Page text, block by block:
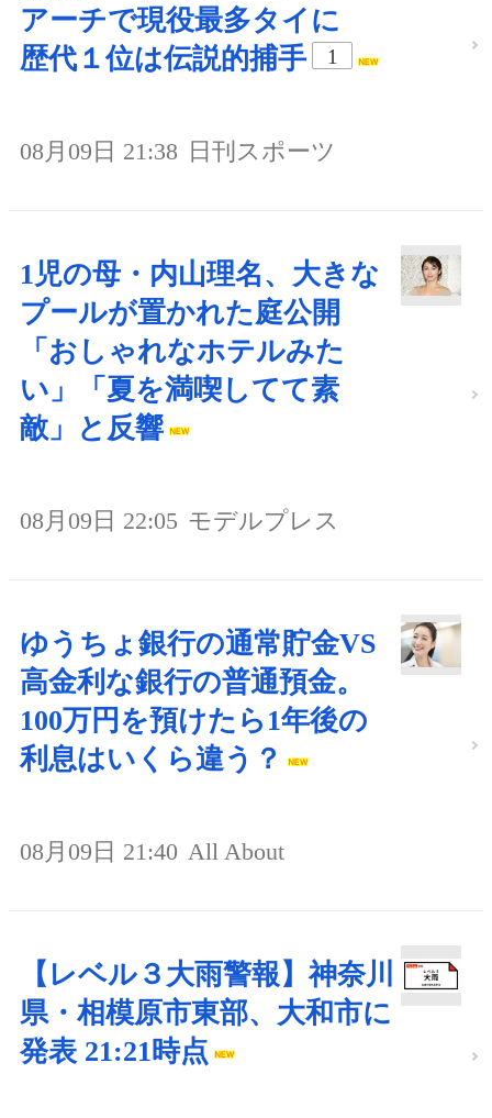
アーチで現役最多タイに
歴代１位は伝説的捕手
1
08月09日 21:38 日刊スポーツ
1児の母・内山理名、大きな
プールが置かれた庭公開
「おしゃれなホテルみた
い」「夏を満喫してて素
敵」と反響
08月09日 22:05 モデルプレス
ゆうちょ銀行の通常貯金VS
高金利な銀行の普通預金。
100万円を預けたら1年後の
利息はいくら違う？
08月09日 21:40 All About
【レベル３大雨警報】神奈川
県・相模原市東部、大和市に
発表 21:21時点